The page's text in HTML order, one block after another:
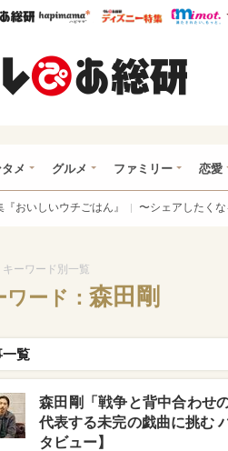
ウレぴあ総研ハピママ* ウレぴあ
メ グルメ ファミリー 恋愛
『おいしいウチごはん』 〜シェアしたく
キーワード別一覧
ワード： 森田剛
覧
森田剛「戦争と背中合わせ
代表する未完の戯曲に挑む
タビュー】